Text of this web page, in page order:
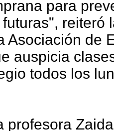
para
reiteró
Asociación de
auspicia
todos los
profesora